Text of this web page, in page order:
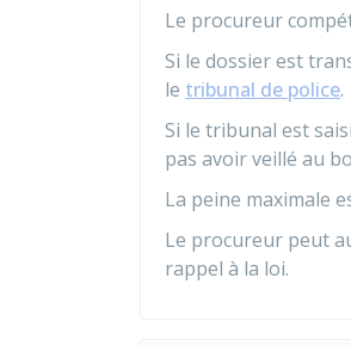
Le procureur
Si le dossier est
le tribunal de police.
Si le tribunal est
pas avoir veillé au
La peine maximale
Le procureur peut
rappel à la loi.